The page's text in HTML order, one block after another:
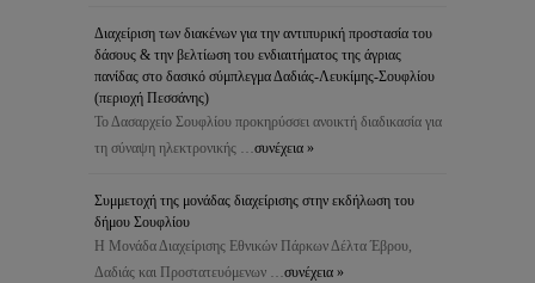
Διαχείριση των διακένων για την αντιπυρική προστασία του
δάσους & την βελτίωση του ενδιαιτήματος της άγριας
πανίδας στο δασικό σύμπλεγμα Δαδιάς-Λευκίμης-Σουφλίου
(περιοχή Πεσσάνης)
Το Δασαρχείο Σουφλίου προκηρύσσει ανοικτή διαδικασία για
τη σύναψη ηλεκτρονικής … συνέχεια »
Συμμετοχή της μονάδας διαχείρισης στην εκδήλωση του
δήμου Σουφλίου
Η Μονάδα Διαχείρισης Εθνικών Πάρκων Δέλτα Έβρου,
Δαδιάς και Προστατευόμενων … συνέχεια »